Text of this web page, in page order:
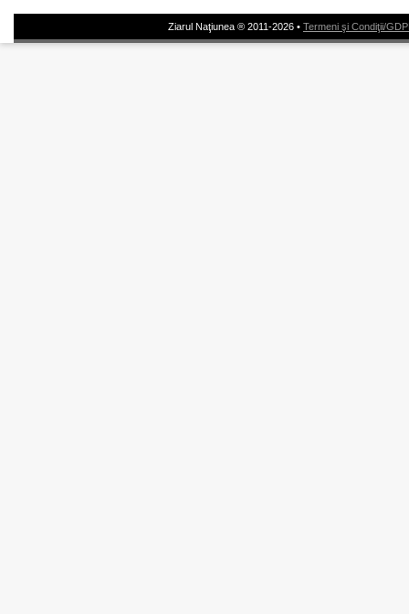
Ziarul Naţiunea ® 2011-2026 • Termeni şi Condiţii/